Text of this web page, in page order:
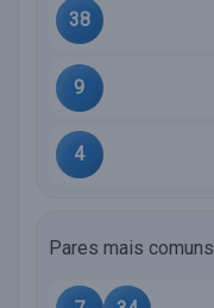
38
9
4
Pares mais comuns